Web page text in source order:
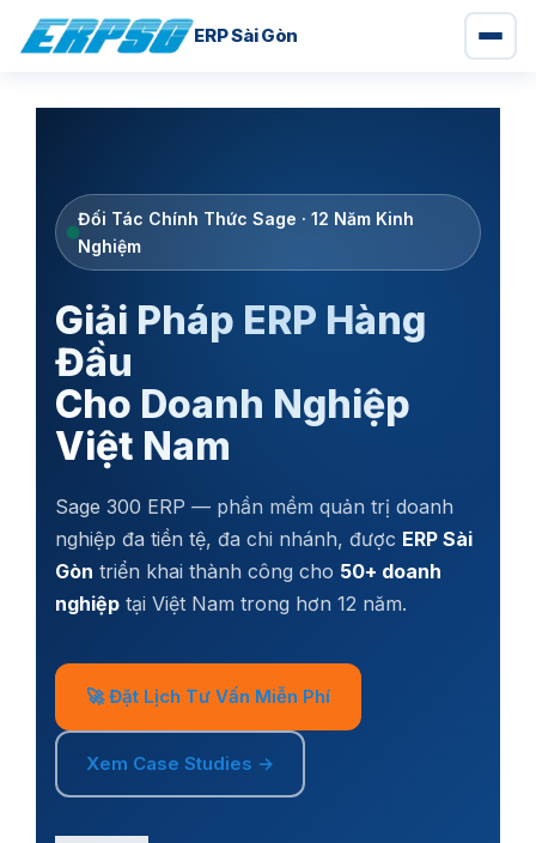
ERP Sài Gòn
Đối Tác Chính Thức Sage · 12 Năm Kinh
Nghiệm
Giải Pháp ERP Hàng
Đầu
Cho Doanh Nghiệp
Việt Nam
Sage 300 ERP — phần mềm quản trị doanh
nghiệp đa tiền tệ, đa chi nhánh, được ERP Sài
Gòn triển khai thành công cho 50+ doanh
nghiệp tại Việt Nam trong hơn 12 năm.
🚀 Đặt Lịch Tư Vấn Miễn Phí
Xem Case Studies →